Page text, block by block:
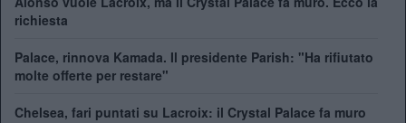
richiesta
Palace, rinnova Kamada. Il presidente Parish: "Ha rifiutato
molte offerte per restare"
Chelsea, fari puntati su Lacroix: il Crystal Palace fa muro